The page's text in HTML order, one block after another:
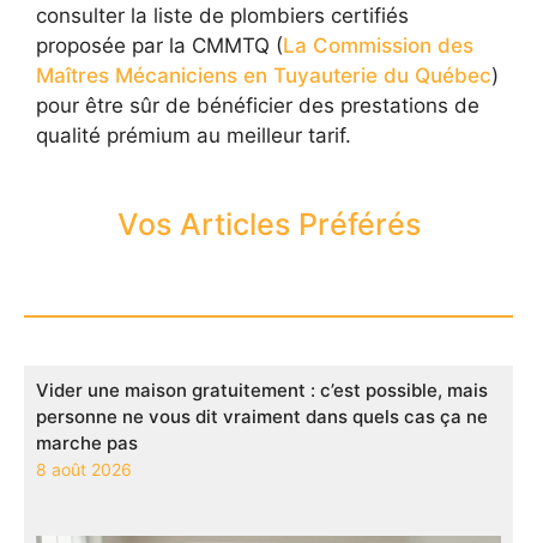
consulter la liste de plombiers certifiés
proposée par la CMMTQ (La Commission des
Maîtres Mécaniciens en Tuyauterie du Québec)
pour être sûr de bénéficier des prestations de
qualité prémium au meilleur tarif.
Vos Articles Préférés
Vider une maison gratuitement : c’est possible, mais
personne ne vous dit vraiment dans quels cas ça ne
marche pas
8 août 2026